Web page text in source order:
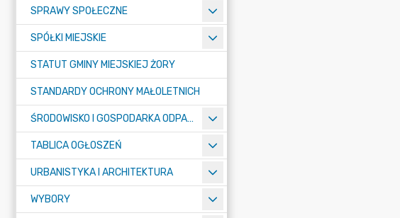
SPRAWY SPOŁECZNE
SPÓŁKI MIEJSKIE
STATUT GMINY MIEJSKIEJ ŻORY
STANDARDY OCHRONY MAŁOLETNICH
ŚRODOWISKO I GOSPODARKA ODPADAMI
TABLICA OGŁOSZEŃ
URBANISTYKA I ARCHITEKTURA
WYBORY